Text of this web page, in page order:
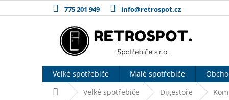
na
775 201 949 info@retrospot.cz
Velké spotřebiče Malé spotřebiče
Domů Velké spotřebiče Digestoře